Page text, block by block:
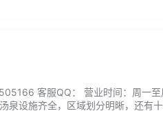
客服QQ： 营业时间：周一至
泉设施齐全，区域划分明晰，还有